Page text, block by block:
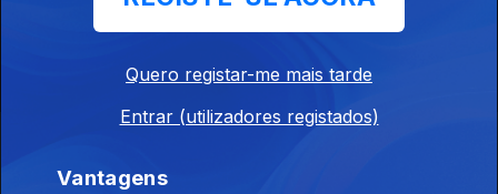
Quero registar-me mais tarde
Entrar (utilizadores registados)
Vantagens